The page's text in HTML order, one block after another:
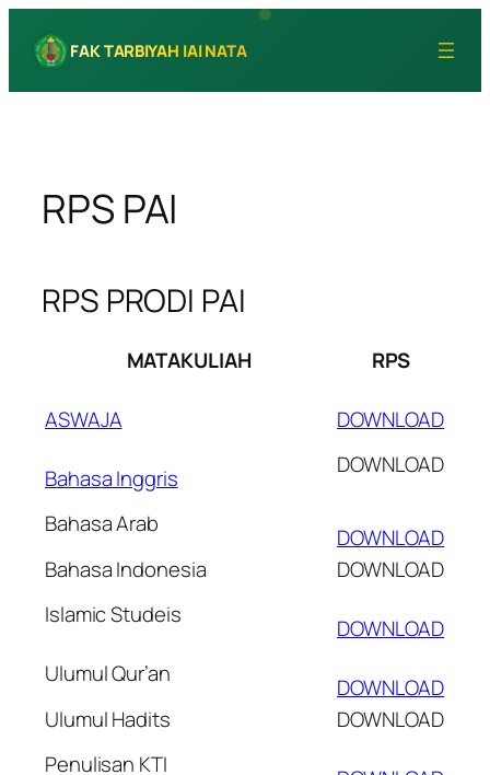
content
FAK TARBIYAH IAI NATA
RPS PAI
RPS PRODI PAI
MATAKULIAH RPS
ASWAJA DOWNLOAD
Bahasa Inggris DOWNLOAD
Bahasa Arab
DOWNLOAD
Bahasa Indonesia
DOWNLOAD
Islamic Studeis
DOWNLOAD
Ulumul Qur’an
DOWNLOAD
Ulumul Hadits
DOWNLOAD
Penulisan KTI